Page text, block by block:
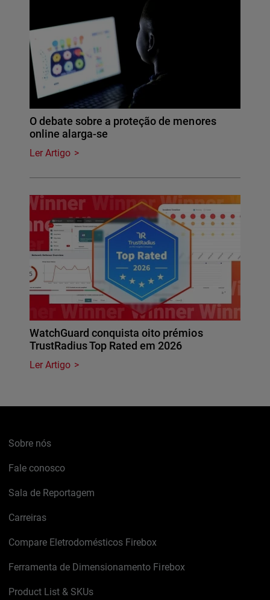
O debate sobre a proteção de menores
online alarga-se
Ler Artigo
WatchGuard conquista oito prémios
TrustRadius Top Rated em 2026
Ler Artigo
Sobre nós
Fale conosco
Sala de Reportagem
Carreiras
Compare Eletrodomésticos Firebox
Ferramenta de Dimensionamento Firebox
Product List & SKUs